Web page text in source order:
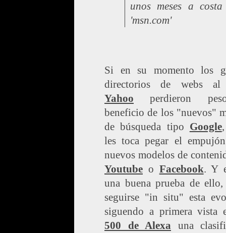
unos meses a
'msn.com'
Si en su momento los
directorios de webs al
Yahoo perdieron
beneficio de los "nuevos"
de búsqueda tipo Google
les toca pegar el
nuevos modelos de
Youtube o Facebook. Y
una buena prueba de ello,
seguirse "in situ" esta
siguendo a primera
500 de Alexa una